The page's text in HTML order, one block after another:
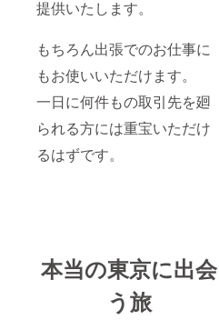
提供いたします。
もちろん出張でのお仕事に
もお使いいただけます。
一日に何件もの取引先を廻
られる方には重宝いただけ
るはずです。
本当の東京に出会
う旅